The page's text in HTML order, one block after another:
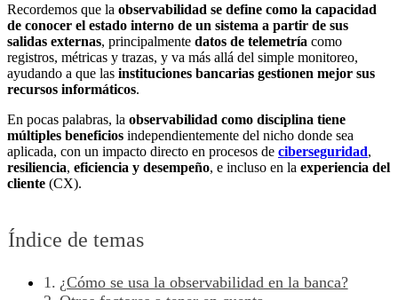
Recordemos que la observabilidad se define como la capacidad
de conocer el estado interno de un sistema a partir de sus
salidas externas, principalmente datos de telemetría como
registros, métricas y trazas, y va más allá del simple monitoreo,
ayudando a que las instituciones bancarias gestionen mejor sus
recursos informáticos.
En pocas palabras, la observabilidad como disciplina tiene
múltiples beneficios independientemente del nicho donde sea
aplicada, con un impacto directo en procesos de ciberseguridad,
resiliencia, eficiencia y desempeño, e incluso en la experiencia del
cliente (CX).
Índice de temas
¿Cómo se usa la observabilidad en la banca?